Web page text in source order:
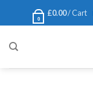
Cart /
£0.00
0